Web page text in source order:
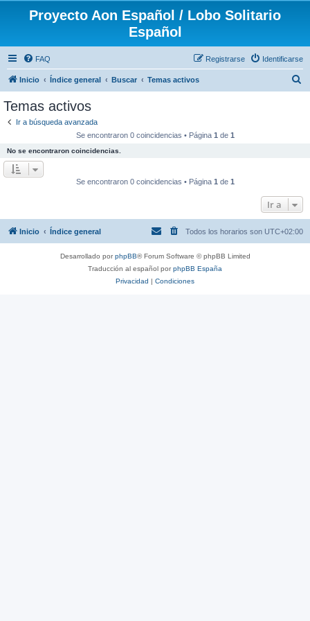
Proyecto Aon Español / Lobo Solitario
Español
FAQ Identificarse
Registrarse
Inicio Índice general Buscar Temas activos
Temas activos
Ir a búsqueda avanzada
Se encontraron 0 coincidencias • Página 1 de 1
No se encontraron coincidencias.
Se encontraron 0 coincidencias • Página 1 de 1
Ir a
Inicio Índice general Todos los horarios son UTC+02:00
Desarrollado porphpBB® Forum Software © phpBB Limited
Traducción al español porphpBB España
Privacidad | Condiciones